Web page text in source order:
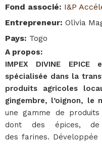
Fond associé: I&P
Entrepreneur: Olivia
Pays: Togo
A propos:
IMPEX DIVINE
spécialisée dans la
produits agricoles
gingembre, l’oignon, le
une gamme de
dont des épices,
des farines.